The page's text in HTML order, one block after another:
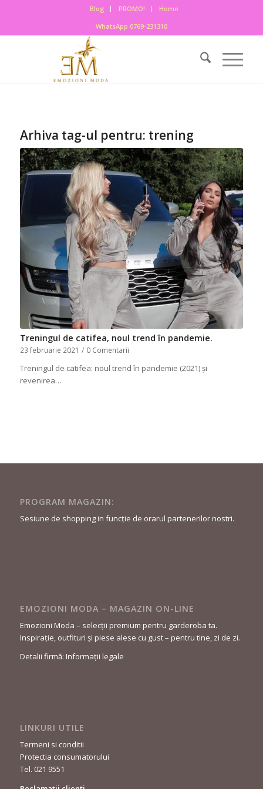
Blog PROMO!
Home
WhatsApp 0769-231310
Arhiva tag-ul pentru: trening
Treningul de catifea, noul trend în pandemie.
23 februarie 2021 / 0 Comentarii
Treningul de catifea: noul trend în pandemie (2021) și
revenirea…
PROGRAM MAGAZIN:
Sesiune de shopping in funcție de orarul partenerilor nostri.
EMOZIONI MODA – MAGAZIN ON-LINE
Emozioni Moda – selecții premium pentru garderoba ta.
Inspirație, outfituri și piese alese cu gust – pentru tine, zi de zi.
Detalii firmă: Informații legale
LINKURI UTILE
Termeni si conditii
Protectia consumatorului
Tel. 021 9551